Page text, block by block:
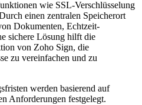
wie SSL-Verschlüsselung
einen zentralen Speicherort
Dokumenten, Echtzeit-
sichere Lösung hilft die
von Zoho Sign, die
zu vereinfachen und zu
werden basierend auf
Anforderungen festgelegt.